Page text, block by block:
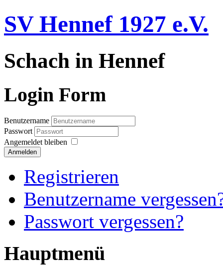
SV Hennef 1927 e.V.
Schach in Hennef
Login Form
Benutzername
Passwort
Angemeldet bleiben
Anmelden
Registrieren
Benutzername
Passwort vergessen?
Hauptmenü